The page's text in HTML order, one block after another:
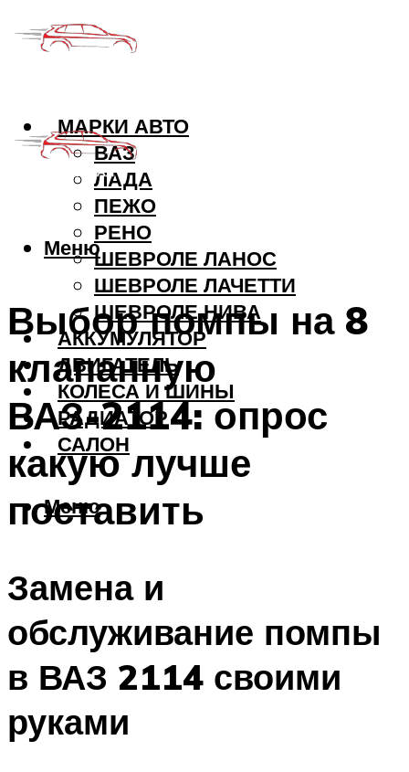
МАРКИ АВТО
ВАЗ
ЛАДА
ПЕЖО
РЕНО
ШЕВРОЛЕ ЛАНОС
ШЕВРОЛЕ ЛАЧЕТТИ
ШЕВРОЛЕ НИВА
АККУМУЛЯТОР
ДВИГАТЕЛЬ
КОЛЕСА И ШИНЫ
РАДИАТОР
САЛОН
Меню
Меню
Выбор помпы на 8
клапанную
ВАЗ-2114: опрос
какую лучше
поставить
Замена и
обслуживание помпы
в ВАЗ 2114 своими
руками